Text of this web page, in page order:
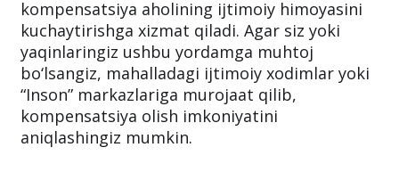
Ehtiyojmand oilalar uchun elektr energiyasi va
tabiiy gaz to‘lovlari bo‘yicha har oylik
kompensatsiya aholining ijtimoiy himoyasini
kuchaytirishga xizmat qiladi. Agar siz yoki
yaqinlaringiz ushbu yordamga muhtoj
bo‘lsangiz, mahalladagi ijtimoiy xodimlar yoki